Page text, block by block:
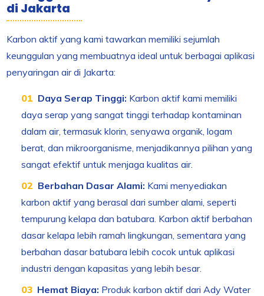
di Jakarta
Karbon aktif yang kami tawarkan memiliki sejumlah
keunggulan yang membuatnya ideal untuk berbagai aplikasi
penyaringan air di Jakarta:
Daya Serap Tinggi: Karbon aktif kami memiliki
daya serap yang sangat tinggi terhadap kontaminan
dalam air, termasuk klorin, senyawa organik, logam
berat, dan mikroorganisme, menjadikannya pilihan yang
sangat efektif untuk menjaga kualitas air.
Berbahan Dasar Alami: Kami menyediakan
karbon aktif yang berasal dari sumber alami, seperti
tempurung kelapa dan batubara. Karbon aktif berbahan
dasar kelapa lebih ramah lingkungan, sementara yang
berbahan dasar batubara lebih cocok untuk aplikasi
industri dengan kapasitas yang lebih besar.
Hemat Biaya: Produk karbon aktif dari Ady Water